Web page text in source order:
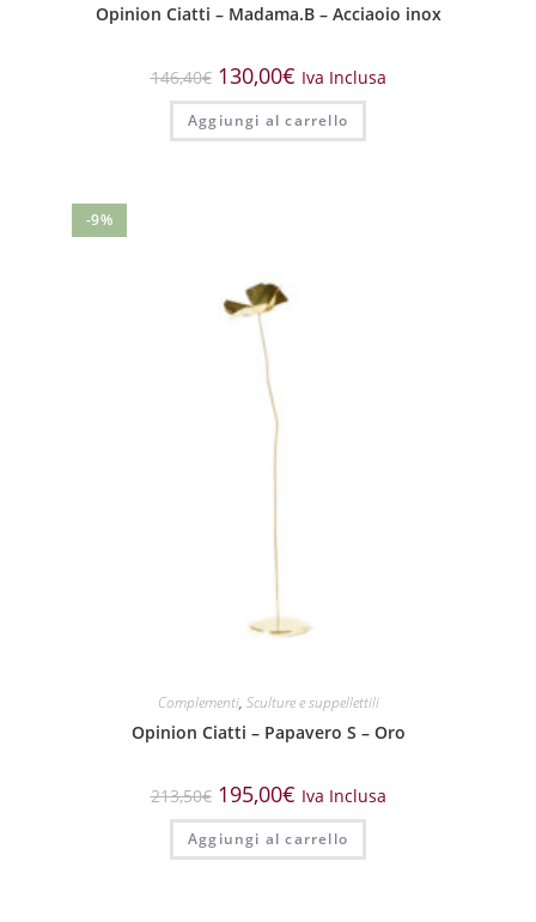
Opinion Ciatti – Madama.B – Acciaoio inox
146,40€ 130,00€ Iva Inclusa
Aggiungi al carrello
-9%
Complementi, Sculture e suppellettili
Opinion Ciatti – Papavero S – Oro
213,50€ 195,00€ Iva Inclusa
Aggiungi al carrello